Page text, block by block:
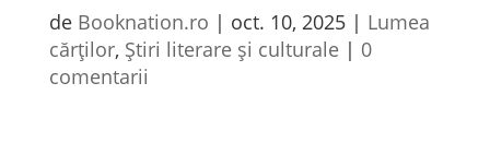
de Booknation.ro | oct. 10, 2025| Lumea
cărților, Știri literare și culturale| 0
comentarii